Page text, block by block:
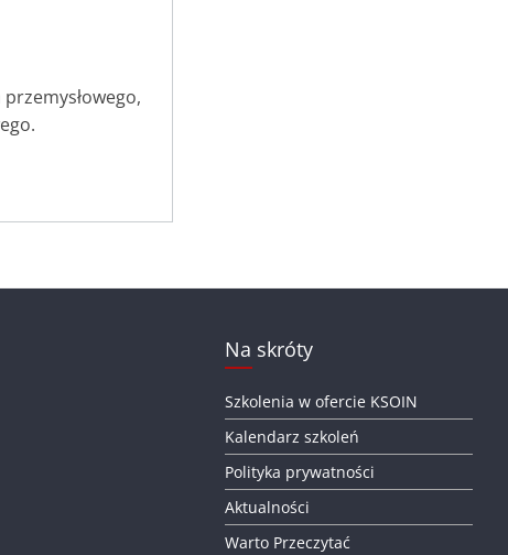
Na skróty
Szkolenia w ofercie KSOIN
Kalendarz szkoleń
Polityka prywatności
Aktualności
Warto Przeczytać